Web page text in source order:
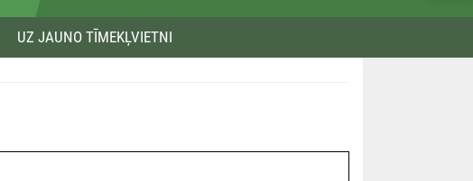
UZ JAUNO TĪMEKĻVIETNI